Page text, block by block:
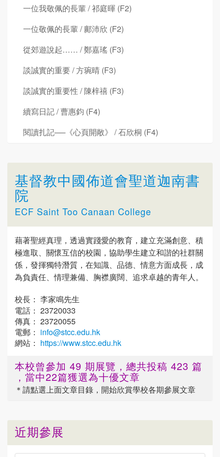
一位我敬佩的長輩 / 祁庭暉 (F2)
一位敬佩的長輩 / 鄺沛欣 (F2)
從郊遊說起…… / 鄭嘉瑤 (F3)
談誠實的重要 / 方琬晴 (F3)
談誠實的重要性 / 陳梓禧 (F3)
續寫日記 / 曹惠鈞 (F4)
閱讀扎記──《心頁開敞》 / 石欣桐 (F4)
基督教中國佈道會聖道迦南書
院
ECF Saint Too Canaan College
藉著聖經真理，透過實踐愛的教育，建立充滿創意、積
極進取、關懷互信的校園，協助學生建立和諧的社群關
係，發揮獨特潛質，在知識、品德、情意方面成長，成
為負責任、情理兼備、胸襟廣闊、追求卓越的青年人。
校長： 李家鳴先生
電話： 23720033
傳真： 23720055
電郵： info@stcc.edu.hk
網站： https://www.stcc.edu.hk
本校曾參加 49 期展覽，總共投稿 423 篇
，當中22篇獲選為十優文章
＊請點選上面文章目錄，開始欣賞學校各期參展文章
近期參展